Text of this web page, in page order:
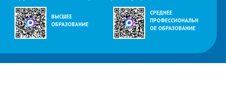
ВЫСШЕЕ
ОБРАЗОВАНИЕ
СРЕДНЕЕ
ПРОФЕССИОНАЛЬН
ОЕ ОБРАЗОВАНИЕ